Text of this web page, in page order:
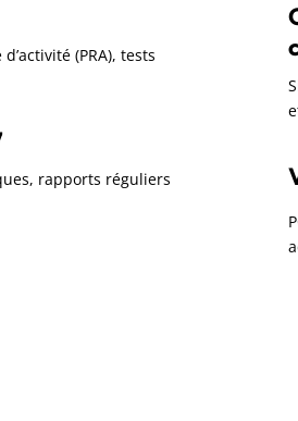
(PRA), tests
rapports réguliers